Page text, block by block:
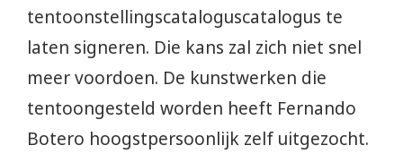
tentoonstellingscataloguscatalogus te
laten signeren. Die kans zal zich niet snel
meer voordoen. De kunstwerken die
tentoongesteld worden heeft Fernando
Botero hoogstpersoonlijk zelf uitgezocht.